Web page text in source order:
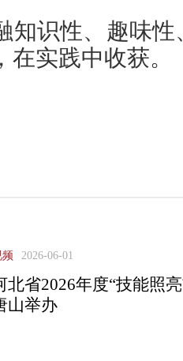
知识性、趣味
实践中收获。
频 2026-06-01
北省2026年度“技能照
山举办